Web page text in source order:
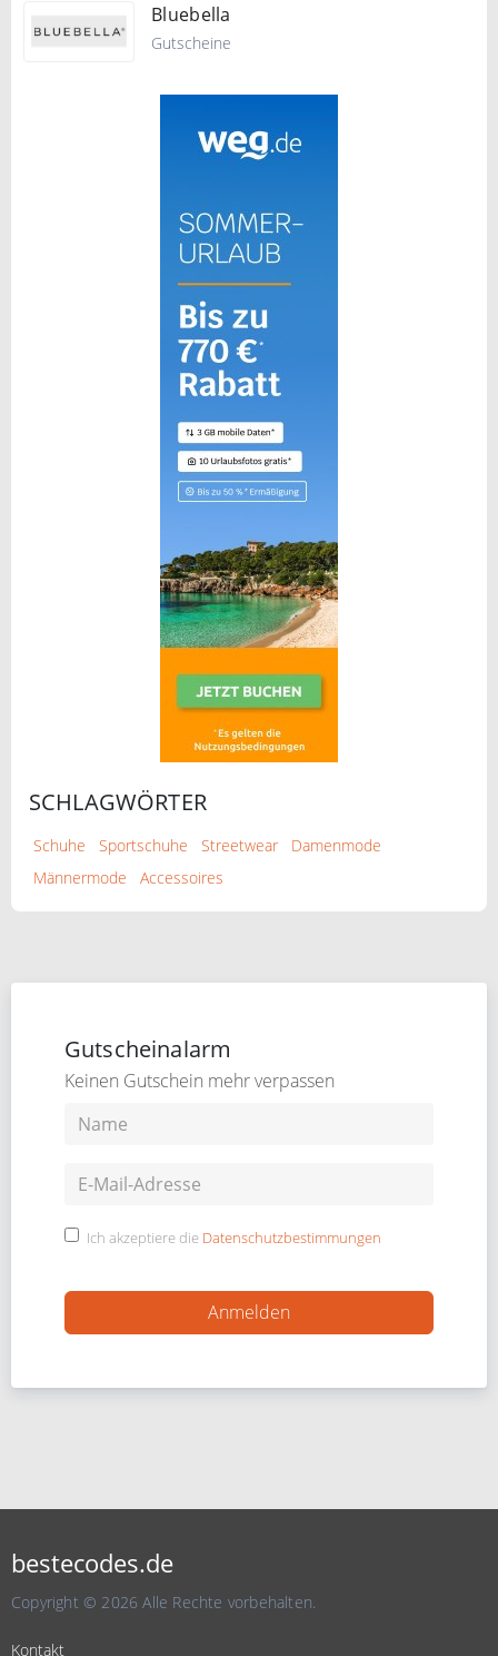
Bluebella
Gutscheine
SCHLAGWÖRTER
Schuhe Sportschuhe Streetwear
Damenmode
Männermode
Accessoires
Gutscheinalarm
Keinen Gutschein mehr verpassen
Ich akzeptiere die Datenschutzbestimmungen
bestecodes.de
Copyright © 2026 Alle Rechte vorbehalten.
Kontakt